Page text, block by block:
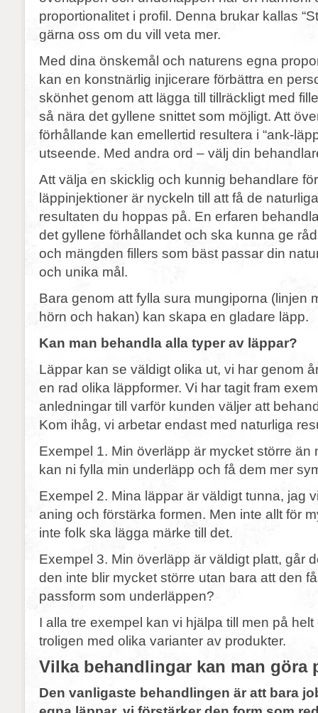
proportionalitet i profil. Denna brukar kallas
gärna oss om du vill veta mer.
Med dina önskemål och naturens egna
kan en konstnärlig injicerare förbättra en
skönhet genom att lägga till tillräckligt med
så nära det gyllene snittet som möjligt. Att
förhållande kan emellertid resultera i “ank-
utseende. Med andra ord – välj din
Att välja en skicklig och kunnig behandlare
läppinjektioner är nyckeln till att få de
resultaten du hoppas på. En erfaren
det gyllene förhållandet och ska kunna ge
och mängden fillers som bäst passar din
och unika mål.
Bara genom att fylla sura mungiporna (linjen
hörn och hakan) kan skapa en gladare läpp.
Kan man behandla alla typer av läppar?
Läppar kan se väldigt olika ut, vi har genom
en rad olika läppformer. Vi har tagit fram
anledningar till varför kunden väljer att
Kom ihåg, vi arbetar endast med naturliga
Exempel 1. Min överläpp är mycket större än
kan ni fylla min underläpp och få dem mer
Exempel 2. Mina läppar är väldigt tunna, jag
aning och förstärka formen. Men inte allt för
inte folk ska lägga märke till det.
Exempel 3. Min överläpp är väldigt platt, går
den inte blir mycket större utan bara att den
passform som underläppen?
I alla tre exempel kan vi hjälpa till men på
troligen med olika varianter av produkter.
Vilka behandlingar kan man göra
Den vanligaste behandlingen är att bara